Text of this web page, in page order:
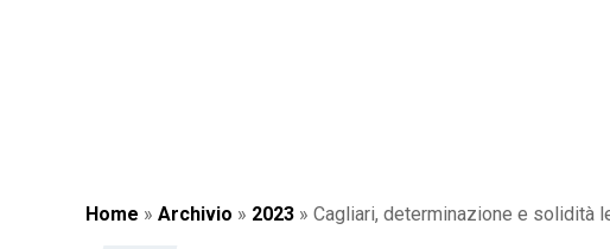
Home » Archivio » 2023 » Cagliari, determinazione e solidità